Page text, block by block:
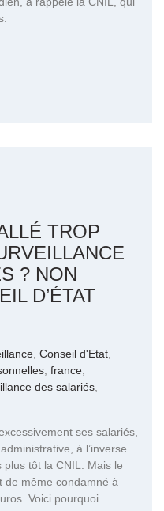
TROP
? NON
D’ÉTAT
Conseil d'Etat
france
des salariés
ses salariés,
à l’inverse
plus tôt la CNIL. Mais le
de même condamné à
Voici pourquoi.